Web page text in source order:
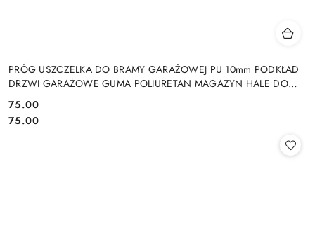
PRÓG USZCZELKA DO BRAMY GARAŻOWEJ PU 10mm PODKŁAD
DRZWI GARAŻOWE GUMA POLIURETAN MAGAZYN HALE DO
Cena:
75.00
Cena:
75.00